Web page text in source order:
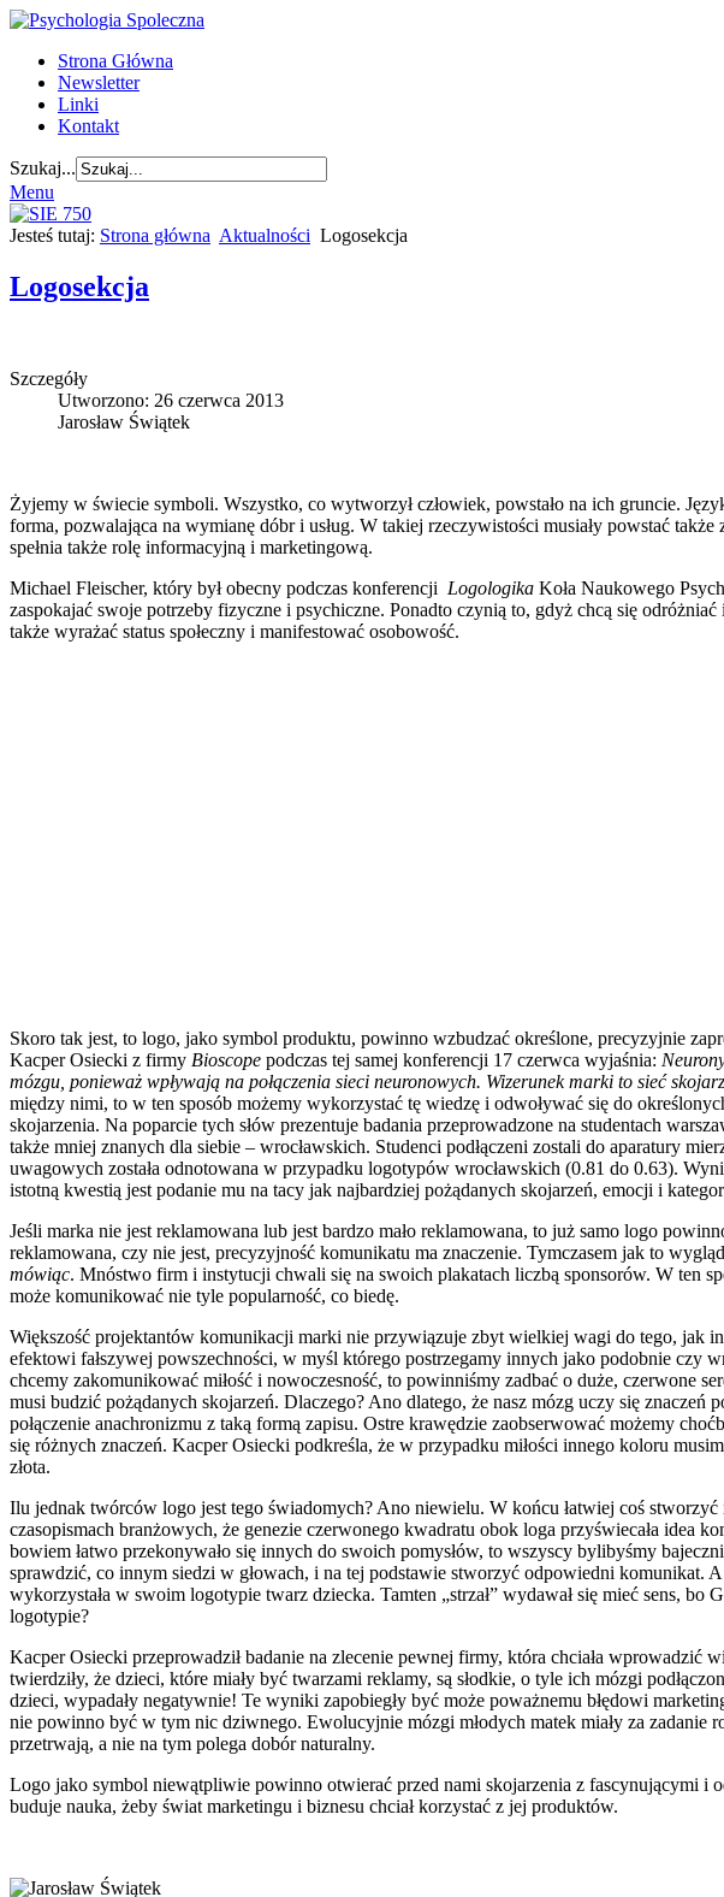
Strona Główna
Newsletter
Linki
Kontakt
Szukaj...
Menu
Jesteś tutaj: Strona główna Aktualności Logosekcja
Logosekcja
Szczegóły
Utworzono: 26 czerwca 2013
Jarosław Świątek
Żyjemy w świecie symboli. Wszystko, co wytworzył człowiek, powstało na ich gruncie.
forma, pozwalająca na wymianę dóbr i usług. W takiej rzeczywistości musiały powstać
spełnia także rolę informacyjną i marketingową.
Michael Fleischer, który był obecny podczas konferencji Logologika Koła Naukowego
zaspokajać swoje potrzeby fizyczne i psychiczne. Ponadto czynią to, gdyż chcą się
także wyrażać status społeczny i manifestować osobowość.
Skoro tak jest, to logo, jako symbol produktu, powinno wzbudzać określone, precyzyjnie
Kacper Osiecki z firmy Bioscope podczas tej samej konferencji 17 czerwca wyjaśnia:
mózgu, ponieważ wpływają na połączenia sieci neuronowych. Wizerunek marki to sieć
między nimi, to w ten sposób możemy wykorzystać tę wiedzę i odwoływać się do
skojarzenia. Na poparcie tych słów prezentuje badania przeprowadzone na studentach
także mniej znanych dla siebie – wrocławskich. Studenci podłączeni zostali do aparatury
uwagowych została odnotowana w przypadku logotypów wrocławskich (0.81 do 0.63).
istotną kwestią jest podanie mu na tacy jak najbardziej pożądanych skojarzeń, emocji i
Jeśli marka nie jest reklamowana lub jest bardzo mało reklamowana, to już samo logo
reklamowana, czy nie jest, precyzyjność komunikatu ma znaczenie. Tymczasem jak to
mówiąc. Mnóstwo firm i instytucji chwali się na swoich plakatach liczbą sponsorów. W ten
może komunikować nie tyle popularność, co biedę.
Większość projektantów komunikacji marki nie przywiązuje zbyt wielkiej wagi do tego, jak
efektowi fałszywej powszechności, w myśl którego postrzegamy innych jako podobnie czy
chcemy zakomunikować miłość i nowoczesność, to powinniśmy zadbać o duże,
musi budzić pożądanych skojarzeń. Dlaczego? Ano dlatego, że nasz mózg uczy się
połączenie anachronizmu z taką formą zapisu. Ostre krawędzie zaobserwować możemy
się różnych znaczeń. Kacper Osiecki podkreśla, że w przypadku miłości innego koloru
złota.
Ilu jednak twórców logo jest tego świadomych? Ano niewielu. W końcu łatwiej coś
czasopismach branżowych, że genezie czerwonego kwadratu obok loga przyświecała
bowiem łatwo przekonywało się innych do swoich pomysłów, to wszyscy bylibyśmy
sprawdzić, co innym siedzi w głowach, i na tej podstawie stworzyć odpowiedni
wykorzystała w swoim logotypie twarz dziecka. Tamten „strzał” wydawał się mieć sens,
logotypie?
Kacper Osiecki przeprowadził badanie na zlecenie pewnej firmy, która chciała
twierdziły, że dzieci, które miały być twarzami reklamy, są słodkie, o tyle ich mózgi
dzieci, wypadały negatywnie! Te wyniki zapobiegły być może poważnemu błędowi
nie powinno być w tym nic dziwnego. Ewolucyjnie mózgi młodych matek miały za zadanie
przetrwają, a nie na tym polega dobór naturalny.
Logo jako symbol niewątpliwie powinno otwierać przed nami skojarzenia z fascynującymi i
buduje nauka, żeby świat marketingu i biznesu chciał korzystać z jej produktów.